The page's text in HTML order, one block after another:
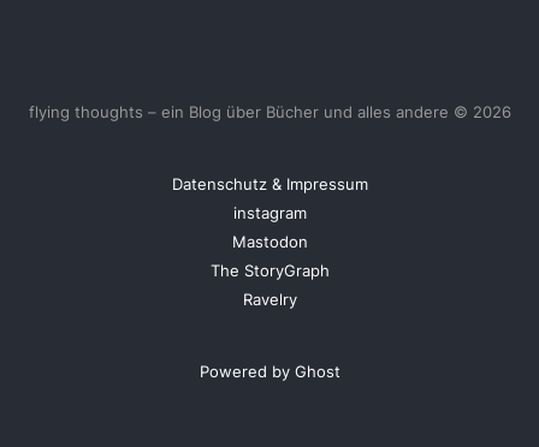
flying thoughts – ein Blog über Bücher und alles andere © 2026
Datenschutz & Impressum
instagram
Mastodon
The StoryGraph
Ravelry
Powered by Ghost